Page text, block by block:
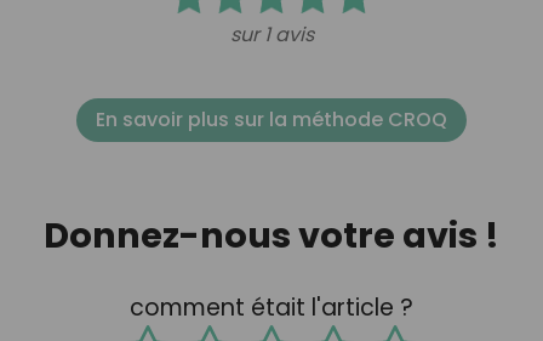
sur 1 avis
En savoir plus sur la méthode CROQ
Donnez-nous votre avis !
comment était l'article ?